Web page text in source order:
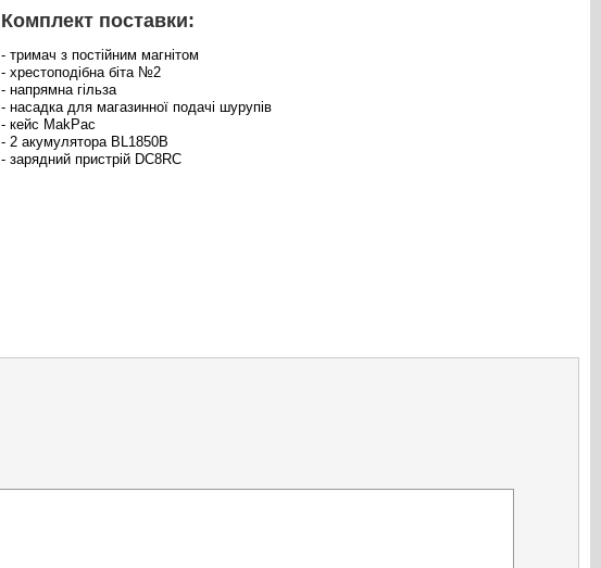
Комплект поставки:
- тримач з постійним магнітом
- хрестоподібна біта №2
- напрямна гільза
- насадка для магазинної подачі шурупів
- кейс MakPac
- 2 акумулятора BL1850B
- зарядний пристрій DC8RC